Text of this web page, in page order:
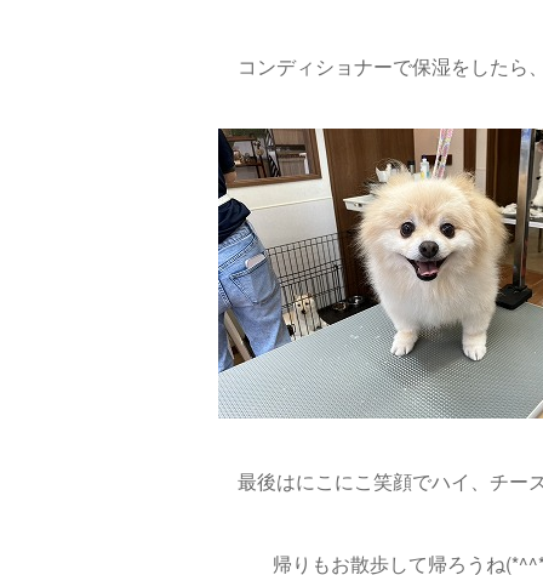
コンディショナーで保湿をしたら
最後はにこにこ笑顔でハイ、チー
帰りもお散歩して帰ろうね